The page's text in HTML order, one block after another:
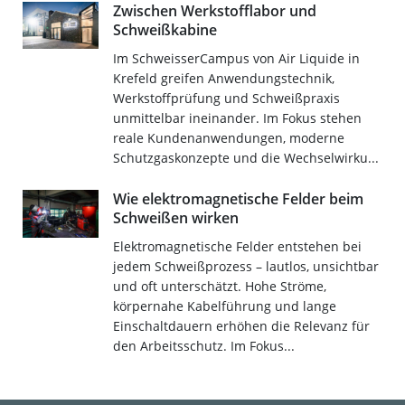
Zwischen Werkstofflabor und
Schweißkabine
Im SchweisserCampus von Air Liquide in
Krefeld greifen Anwendungstechnik,
Werkstoffprüfung und Schweißpraxis
unmittelbar ineinander. Im Fokus stehen
reale Kundenanwendungen, moderne
Schutzgaskonzepte und die Wechselwirku...
Wie elektromagnetische Felder beim
Schweißen wirken
Elektromagnetische Felder entstehen bei
jedem Schweißprozess – lautlos, unsichtbar
und oft unterschätzt. Hohe Ströme,
körpernahe Kabelführung und lange
Einschaltdauern erhöhen die Relevanz für
den Arbeitsschutz. Im Fokus...